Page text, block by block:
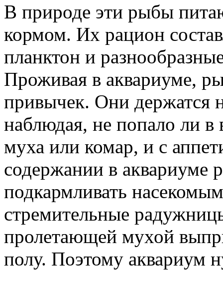
В природе эти рыбы
кормом. Их рацион
планктон и
Проживая в аквариуме,
привычек. Они держатся
наблюдая, не попало ли в
муха или комар, и с
содержании в аквариуме
подкармливать
стремительные
пролетающей мухой
полу. Поэтому аквариум